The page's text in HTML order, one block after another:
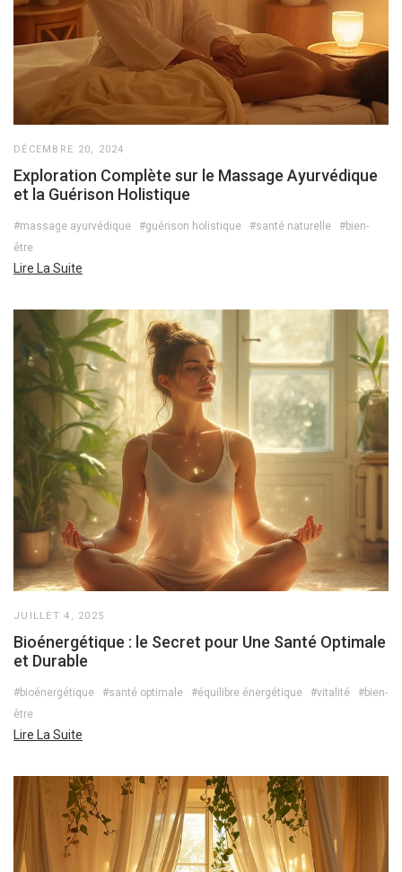
DÉCEMBRE 20, 2024
Exploration Complète sur le Massage Ayurvédique
et la Guérison Holistique
#massage ayurvédique #guérison holistique #santé naturelle
#bien-
être
Lire La Suite
JUILLET 4, 2025
Bioénergétique : le Secret pour Une Santé Optimale
et Durable
#bioénergétique #santé optimale #équilibre énergétique #vitalité
#bien-
être
Lire La Suite